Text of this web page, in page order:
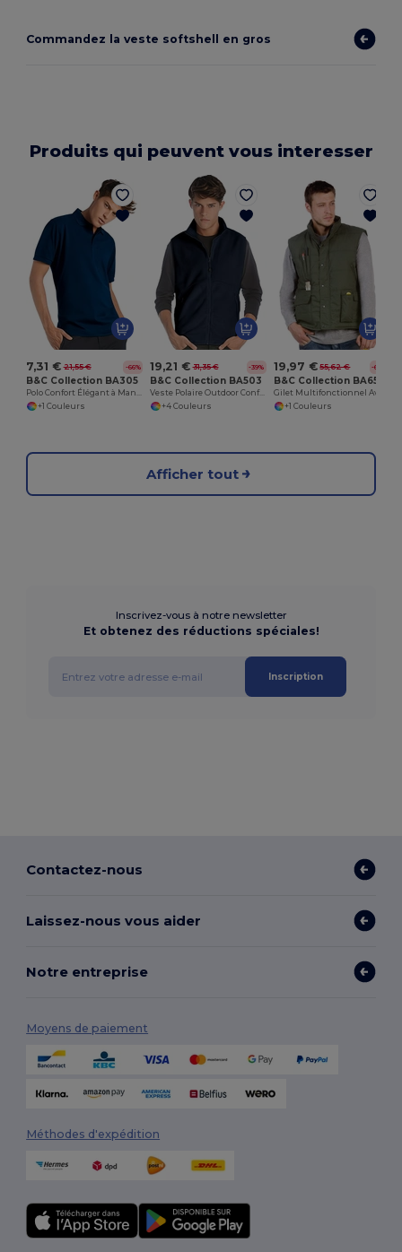
Commandez la veste softshell en gros
Produits qui peuvent vous interesser
7,31 € 21,55 € -66%
B&C Collection BA305
Polo Confort Élégant à Manches Courtes
+1 Couleurs
19,21 € 31,35 € -39%
B&C Collection BA503
Veste Polaire Outdoor Confort
+4 Couleurs
19,97 € 55,62 € -64%
B&C Collection BA651
+1 Couleurs
Afficher tout
Inscrivez-vous à notre newsletter
Et obtenez des réductions spéciales!
Inscription
Contactez-nous
Laissez-nous vous aider
Notre entreprise
Moyens de paiement
Méthodes d'expédition